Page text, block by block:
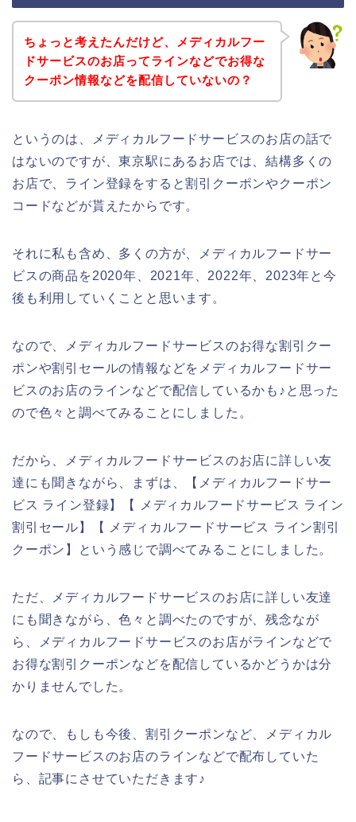
ちょっと考えたんだけど、メディカルフー
ドサービスのお店ってラインなどでお得な
クーポン情報などを配信していないの？
というのは、メディカルフードサービスのお店の話で
はないのですが、東京駅にあるお店では、結構多くの
お店で、ライン登録をすると割引クーポンやクーポン
コードなどが貰えたからです。
それに私も含め、多くの方が、メディカルフードサー
ビスの商品を2020年、2021年、2022年、2023年と今
後も利用していくことと思います。
なので、メディカルフードサービスのお得な割引クー
ポンや割引セールの情報などをメディカルフードサー
ビスのお店のラインなどで配信しているかも♪と思った
ので色々と調べてみることにしました。
だから、メディカルフードサービスのお店に詳しい友
達にも聞きながら、まずは、【メディカルフードサー
ビス ライン登録】【 メディカルフードサービス ライン
割引セール】【 メディカルフードサービス ライン割引
クーポン】という感じで調べてみることにしました。
ただ、メディカルフードサービスのお店に詳しい友達
にも聞きながら、色々と調べたのですが、残念なが
ら、メディカルフードサービスのお店がラインなどで
お得な割引クーポンなどを配信しているかどうかは分
かりませんでした。
なので、もしも今後、割引クーポンなど、メディカル
フードサービスのお店のラインなどで配布していた
ら、記事にさせていただきます♪